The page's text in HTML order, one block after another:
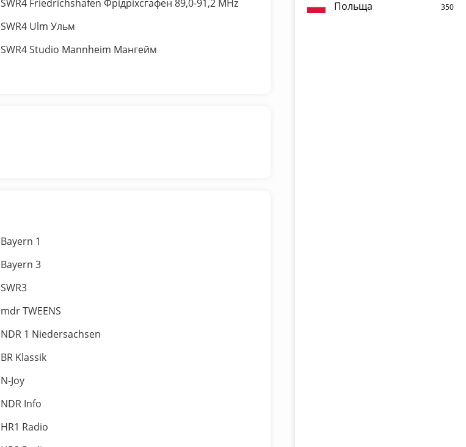
Польща 350
SWR4 Friedrichshafen Фрідріхсгафен 89,0-91,2 MHz
SWR4 Ulm Ульм
SWR4 Studio Mannheim Мангейм
Bayern 1
Bayern 3
SWR3
mdr TWEENS
NDR 1 Niedersachsen
BR Klassik
N-Joy
NDR Info
HR1 Radio